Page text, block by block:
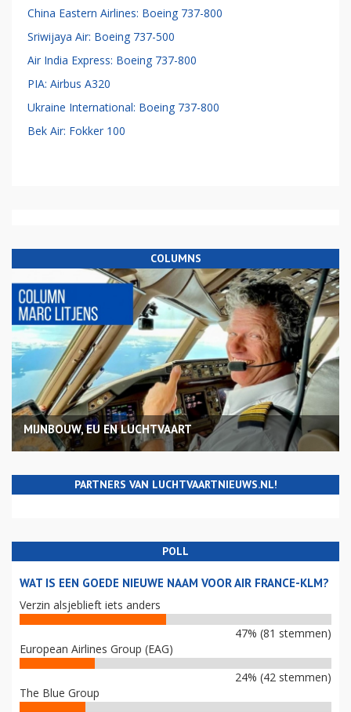
China Eastern Airlines: Boeing 737-800
Sriwijaya Air: Boeing 737-500
Air India Express: Boeing 737-800
PIA: Airbus A320
Ukraine International: Boeing 737-800
Bek Air: Fokker 100
COLUMNS
MIJNBOUW, EU EN LUCHTVAART
PARTNERS VAN LUCHTVAARTNIEUWS.NL!
POLL
WAT IS EEN GOEDE NIEUWE NAAM VOOR AIR FRANCE-KLM?
Verzin alsjeblieft iets anders
47% (81 stemmen)
European Airlines Group (EAG)
24% (42 stemmen)
The Blue Group